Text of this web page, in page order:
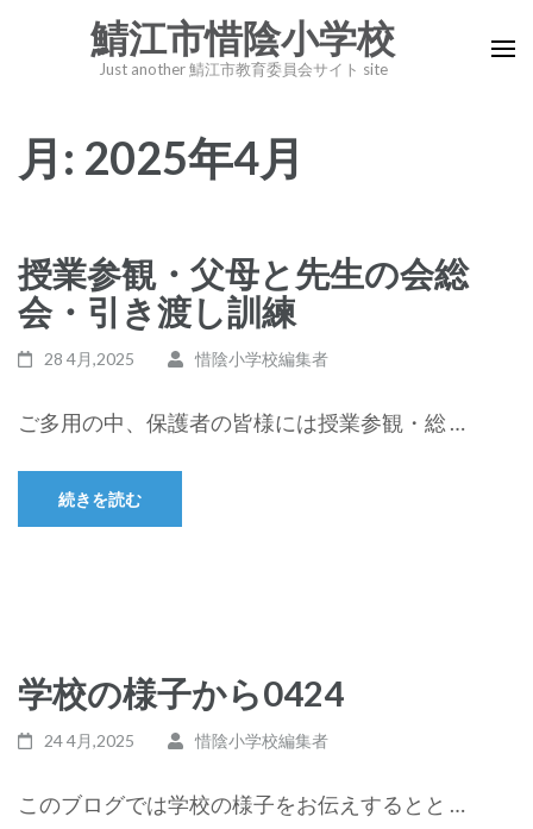
へ
ッ
プ
(Enter
鯖江市惜陰小学校
Just another 鯖江市教育委員会サイト site
月: 2025年4月
授業参観・父母と先生の会総
会・引き渡し訓練
28 4月,2025 惜陰小学校編集者
ご多用の中、保護者の皆様には授業参観・総 …
続きを読む
学校の様子から0424
24 4月,2025 惜陰小学校編集者
このブログでは学校の様子をお伝えするとと …